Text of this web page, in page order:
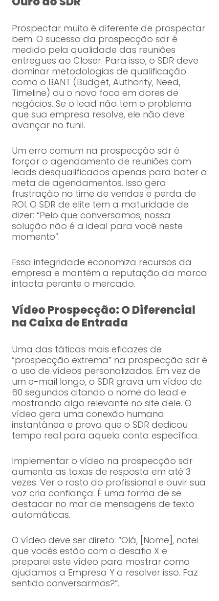
Prospectar muito é diferente de prospectar
bem. O sucesso da prospecção sdr é
medido pela qualidade das reuniões
entregues ao Closer. Para isso, o SDR deve
dominar metodologias de qualificação
como o BANT (Budget, Authority, Need,
Timeline) ou o novo foco em dores de
negócios. Se o lead não tem o problema
que sua empresa resolve, ele não deve
avançar no funil.
Um erro comum na prospecção sdr é
forçar o agendamento de reuniões com
leads desqualificados apenas para bater a
meta de agendamentos. Isso gera
frustração no time de vendas e perda de
ROI. O SDR de elite tem a maturidade de
dizer: “Pelo que conversamos, nossa
solução não é a ideal para você neste
momento”.
Essa integridade economiza recursos da
empresa e mantém a reputação da marca
intacta perante o mercado.
Vídeo Prospecção: O Diferencial
na Caixa de Entrada
Uma das táticas mais eficazes de
“prospecção extrema” na prospecção sdr é
o uso de vídeos personalizados. Em vez de
um e-mail longo, o SDR grava um vídeo de
60 segundos citando o nome do lead e
mostrando algo relevante no site dele. O
vídeo gera uma conexão humana
instantânea e prova que o SDR dedicou
tempo real para aquela conta específica.
Implementar o vídeo na prospecção sdr
aumenta as taxas de resposta em até 3
vezes. Ver o rosto do profissional e ouvir sua
voz cria confiança. É uma forma de se
destacar no mar de mensagens de texto
automáticas.
O vídeo deve ser direto: “Olá, [Nome], notei
que vocês estão com o desafio X e
preparei este vídeo para mostrar como
ajudamos a Empresa Y a resolver isso. Faz
sentido conversarmos?”.